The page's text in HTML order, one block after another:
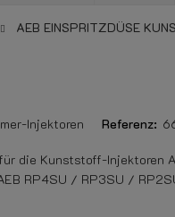
AEB EINSPRITZDÜSE
Injektoren Referenz:
die Kunststoff-Injektoren
RP4SU / RP3SU /